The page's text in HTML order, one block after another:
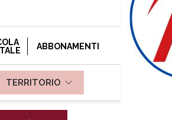
ABBONAMENTI
TERRITORIO